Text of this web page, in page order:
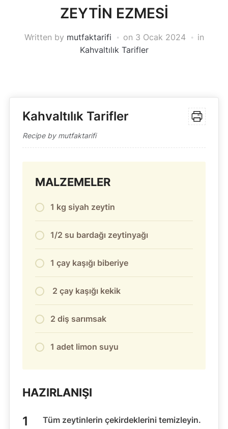
ZEYTİN EZMESİ
Written by mutfaktarifi on 3 Ocak 2024
in
Kahvaltılık Tarifler
Kahvaltılık Tarifler
Recipe by mutfaktarifi
MALZEMELER
1 kg siyah zeytin
1/2 su bardağı zeytinyağı
1 çay kaşığı biberiye
2 çay kaşığı kekik
2 diş sarımsak
1 adet limon suyu
HAZIRLANIŞI
Tüm zeytinlerin çekirdeklerini temizleyin.